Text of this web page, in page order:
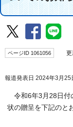
ページID 1061056 更
報道発表日 2024年3月25
令和6年3月28日付
状の贈呈を下記のと